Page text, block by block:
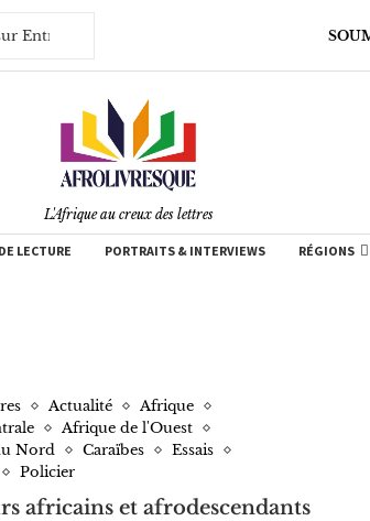
L'Afrique au creux des lettres
LECTURE PORTRAITS & INTERVIEWS RÉGIONS
Actualité
Afrique
Afrique de l'Ouest
Nord
Caraïbes
Essais
Policier
africains et afrodescendants